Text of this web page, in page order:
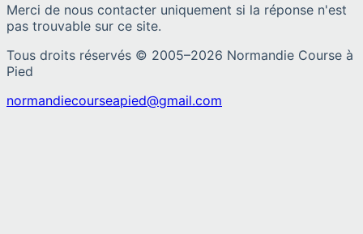
Merci de nous contacter uniquement si la réponse n'est
pas trouvable sur ce site.
Tous droits réservés © 2005–2026 Normandie Course à
Pied
normandiecourseapied@gmail.com